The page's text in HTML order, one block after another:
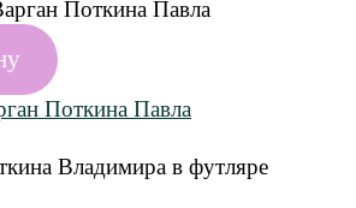
Поткина Павла